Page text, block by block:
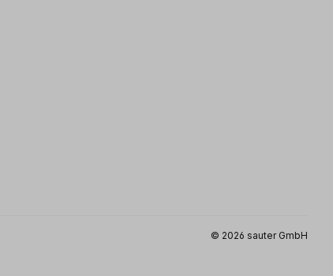
© 2026 sauter GmbH